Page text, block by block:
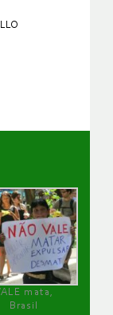
mata,
Brasil